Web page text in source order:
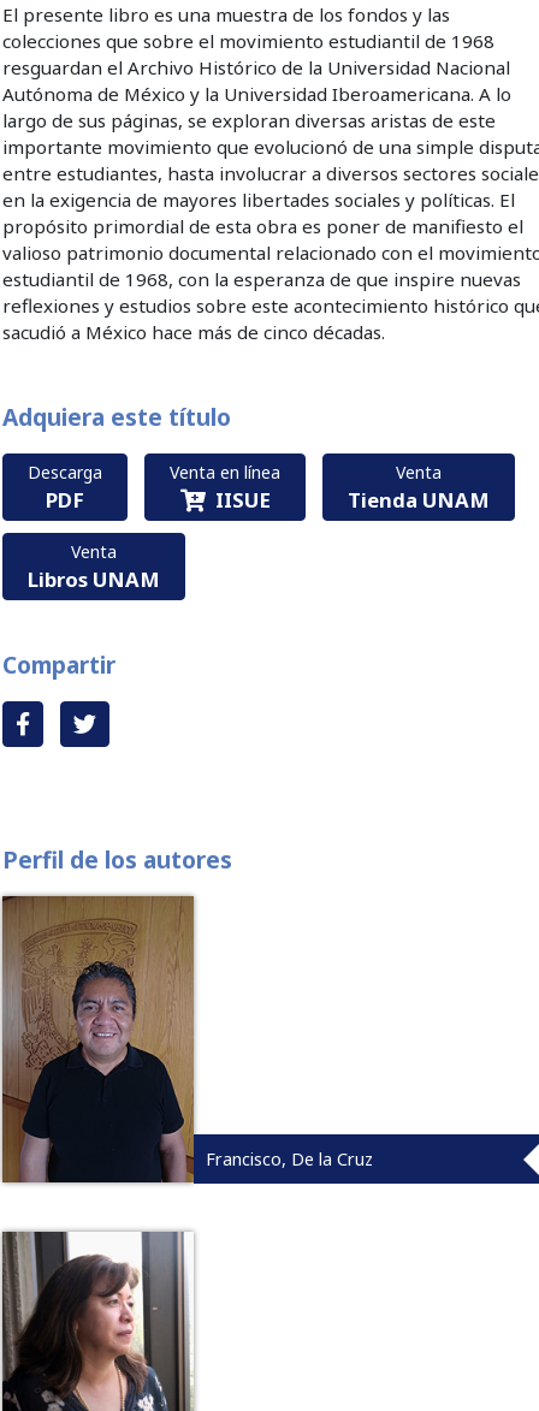
El presente libro es una muestra de los fondos y las
colecciones que sobre el movimiento estudiantil de 1968
resguardan el Archivo Histórico de la Universidad Nacional
Autónoma de México y la Universidad Iberoamericana. A lo
largo de sus páginas, se exploran diversas aristas de este
importante movimiento que evolucionó de una simple
entre estudiantes, hasta involucrar a diversos sectores
en la exigencia de mayores libertades sociales y políticas. El
propósito primordial de esta obra es poner de manifiesto el
valioso patrimonio documental relacionado con el
estudiantil de 1968, con la esperanza de que inspire nuevas
reflexiones y estudios sobre este acontecimiento histórico
sacudió a México hace más de cinco décadas.
Adquiera este título
Descarga
PDF
Venta en línea
IISUE
Venta
Tienda UNAM
Venta
Libros UNAM
Compartir
Perfil de los autores
Francisco, De la Cruz